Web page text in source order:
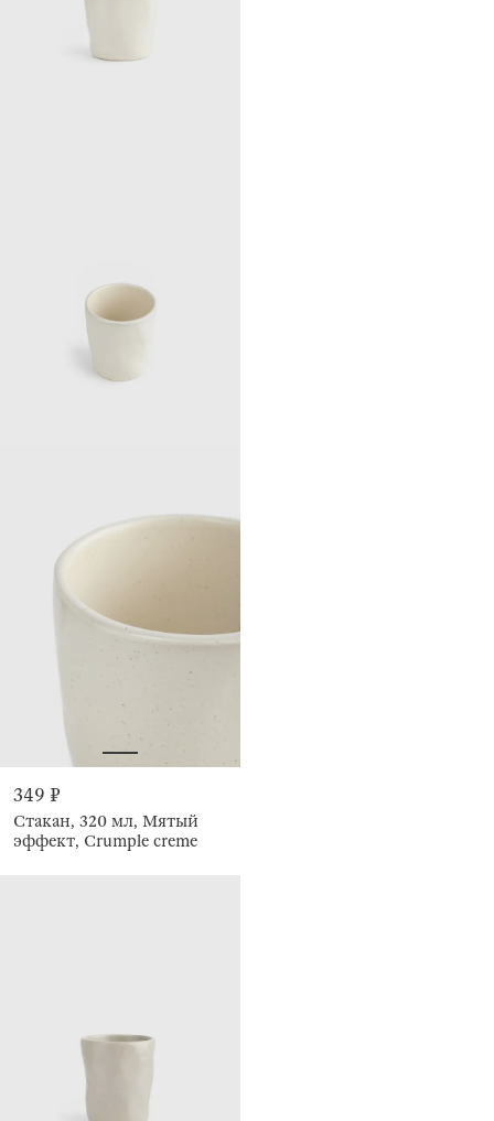
349 ₽
Стакан, 320 мл, Мятый
эффект, Crumple creme